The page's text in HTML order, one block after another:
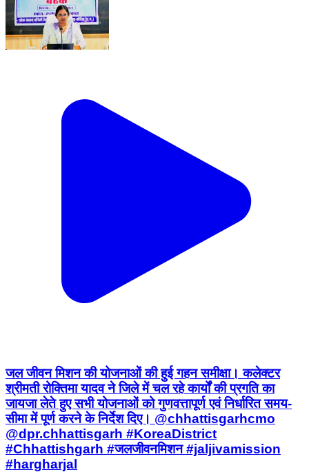
जल जीवन मिशन की योजनाओं की हुई गहन समीक्षा। कलेक्टर
श्रीमती रोक्तिमा यादव ने जिले में चल रहे कार्यों की प्रगति का
जायजा लेते हुए सभी योजनाओं को गुणवत्तापूर्ण एवं निर्धारित समय-
सीमा में पूर्ण करने के निर्देश दिए। @chhattisgarhcmo
@dpr.chhattisgarh #KoreaDistrict
#Chhattishgarh #जलजीवनमिशन #jaljivamission
#hargharjal